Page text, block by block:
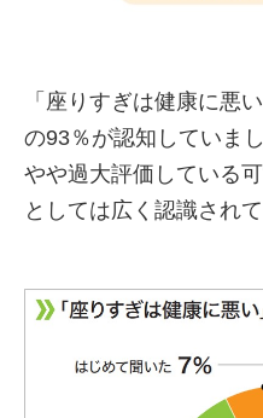
「座りすぎは健康に悪
の93％が認知していま
やや過大評価している
としては広く認識されて